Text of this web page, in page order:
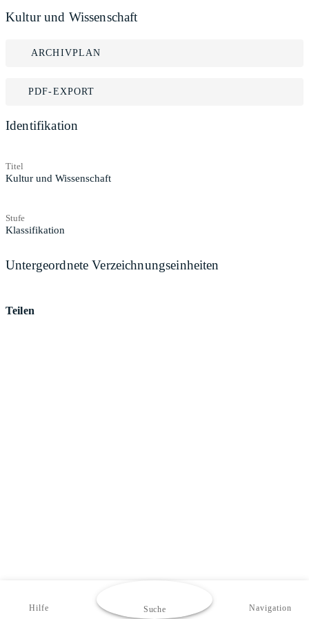
Kultur und Wissenschaft
ARCHIVPLAN
PDF-EXPORT
Identifikation
Titel
Kultur und Wissenschaft
Stufe
Klassifikation
Untergeordnete Verzeichnungseinheiten
Teilen
Hilfe Suche Navigation